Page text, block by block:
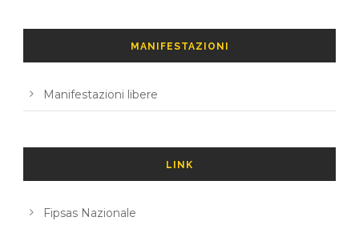
MANIFESTAZIONI
Manifestazioni libere
LINK
Fipsas Nazionale